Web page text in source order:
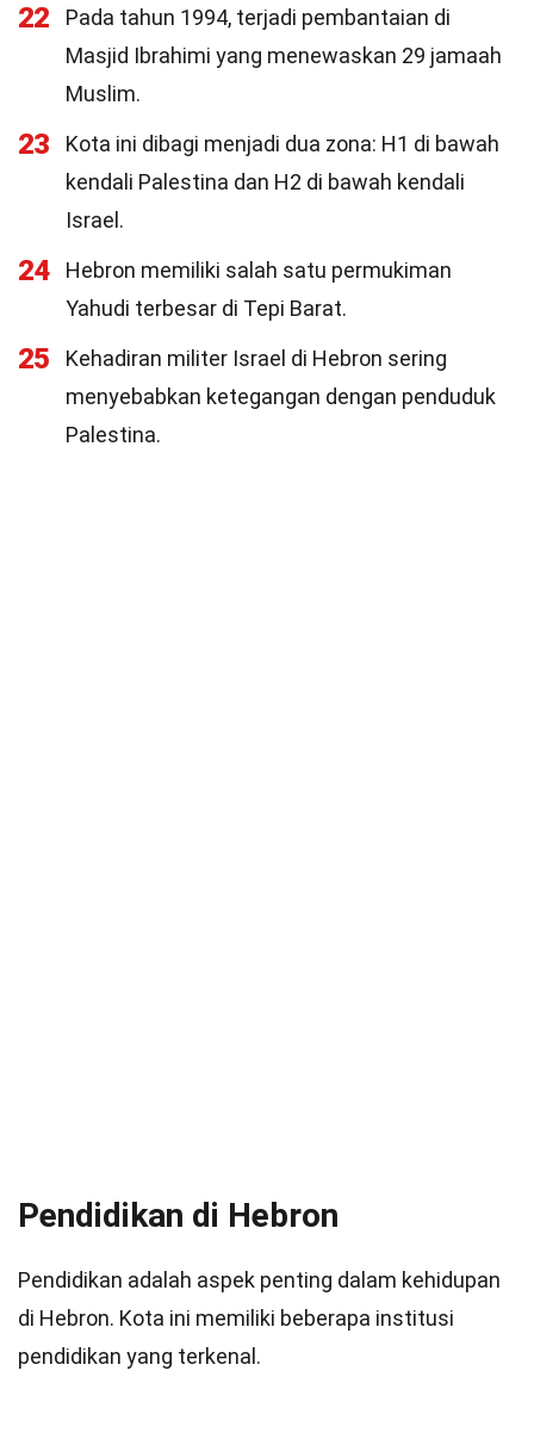
22
Pada tahun 1994, terjadi pembantaian di
Masjid Ibrahimi yang menewaskan 29 jamaah
Muslim.
23
Kota ini dibagi menjadi dua zona: H1 di bawah
kendali Palestina dan H2 di bawah kendali
Israel.
24
Hebron memiliki salah satu permukiman
Yahudi terbesar di Tepi Barat.
25
Kehadiran militer Israel di Hebron sering
menyebabkan ketegangan dengan penduduk
Palestina.
Pendidikan di Hebron
Pendidikan adalah aspek penting dalam kehidupan
di Hebron. Kota ini memiliki beberapa institusi
pendidikan yang terkenal.